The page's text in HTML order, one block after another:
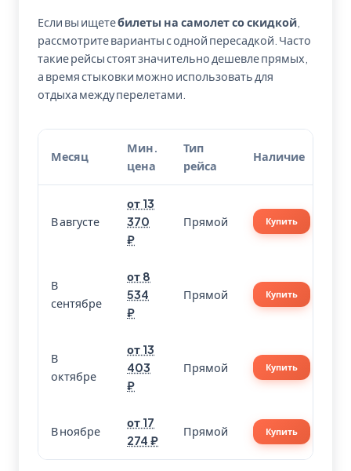
Если вы ищетебилеты на самолет со скидкой
рассмотрите варианты с одной пересадкой. Часто
такие рейсы стоят значительно дешевле прямых,
а время стыковки можно использовать для
отдыха между перелетами.
Месяц
Мин.
цена
Тип
рейса
Наличие
В августе
от 13
370
₽
Прямой Купить
В
сентябре
от 8
534
₽
Прямой Купить
В
октябре
от 13
403
₽
Прямой Купить
В ноябре
от 17
274 ₽
Прямой Купить